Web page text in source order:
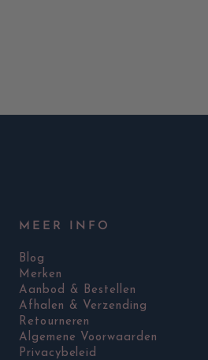
MEER INFO
Blog
Merken
Aanbod & Bestellen
Afhalen & Verzending
Retourneren
Algemene Voorwaarden
Privacybeleid